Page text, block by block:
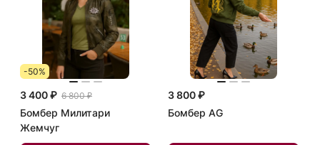
-50%
3 400 ₽ 6 800 ₽
Бомбер Милитари
Жемчуг
3 800 ₽
Бомбер AG